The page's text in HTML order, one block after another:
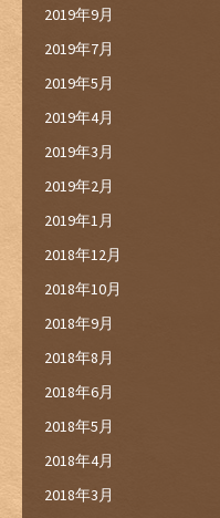
2019年9月
2019年7月
2019年5月
2019年4月
2019年3月
2019年2月
2019年1月
2018年12月
2018年10月
2018年9月
2018年8月
2018年6月
2018年5月
2018年4月
2018年3月